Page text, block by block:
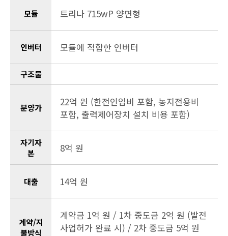
모듈 트리나 715wP 양면형
인버터 모듈에 적합한 인버터
구조물
분양가
22억 원 (한전인입비 포함, 농지전용비
포함, 출력제어장치 설치 비용 포함)
자기자
본
8억 원
대출 14억 원
계약/지
불방식
계약금 1억 원 / 1차 중도금 2억 원 (발전
사업허가 완료 시) / 2차 중도금 5억 원